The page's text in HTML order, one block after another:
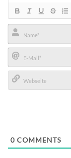
Name*
E-
Mail*
0 COMMENTS